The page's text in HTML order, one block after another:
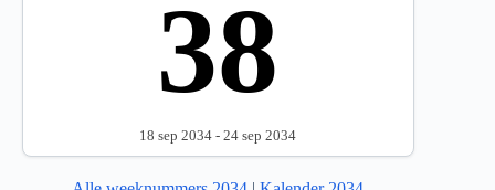
38
18 sep 2034 - 24 sep 2034